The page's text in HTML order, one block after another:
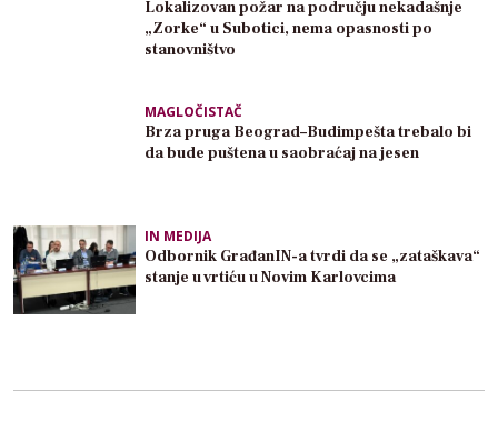
Lokalizovan požar na području nekadašnje
„Zorke“ u Subotici, nema opasnosti po
stanovništvo
MAGLOČISTAČ
Brza pruga Beograd–Budimpešta trebalo bi
da bude puštena u saobraćaj na jesen
IN MEDIJA
Odbornik GrađanIN-a tvrdi da se „zataškava“
stanje u vrtiću u Novim Karlovcima